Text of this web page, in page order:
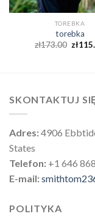
TOREBKA
torebka
zł173.00 zł
SKONTAKTUJ
Adres:4906
States
Telefon: +1 646
E-mail:
POLITYKA